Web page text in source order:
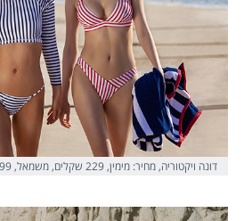
דונה ויקטוריה, מחיר: מימין, 229 שקלים, משמאל, 199 שקלים (צילום: אמיר יהל)